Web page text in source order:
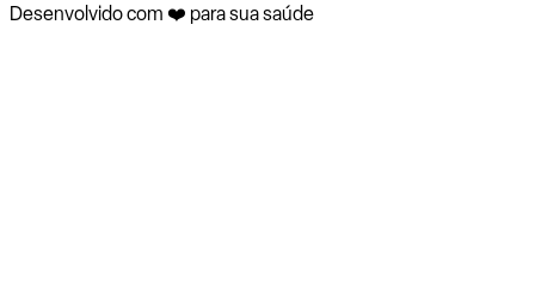
Desenvolvido com ❤️ para sua saúde